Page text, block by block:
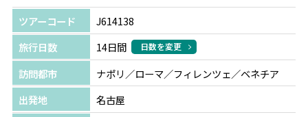
ツアーコード
J614138
旅行日数
14日間 日数を変更
訪問都市
ナポリ／ローマ／フィレンツェ／ベネチア
出発地
名古屋